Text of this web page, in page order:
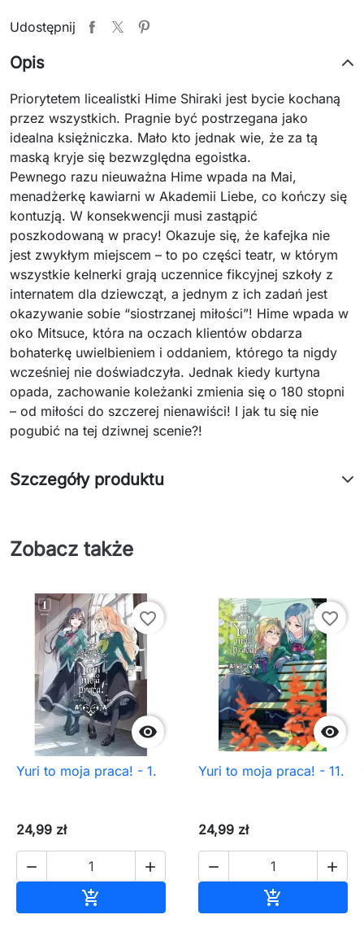
Udostępnij
Opis
Priorytetem licealistki Hime Shiraki jest bycie kochaną
przez wszystkich. Pragnie być postrzegana jako
idealna księżniczka. Mało kto jednak wie, że za tą
maską kryje się bezwzględna egoistka.
Pewnego razu nieuważna Hime wpada na Mai,
menadżerkę kawiarni w Akademii Liebe, co kończy się
kontuzją. W konsekwencji musi zastąpić
poszkodowaną w pracy! Okazuje się, że kafejka nie
jest zwykłym miejscem – to po części teatr, w którym
wszystkie kelnerki grają uczennice fikcyjnej szkoły z
internatem dla dziewcząt, a jednym z ich zadań jest
okazywanie sobie “siostrzanej miłości”! Hime wpada w
oko Mitsuce, która na oczach klientów obdarza
bohaterkę uwielbieniem i oddaniem, którego ta nigdy
wcześniej nie doświadczyła. Jednak kiedy kurtyna
opada, zachowanie koleżanki zmienia się o 180 stopni
– od miłości do szczerej nienawiści! I jak tu się nie
pogubić na tej dziwnej scenie?!
Szczegóły produktu
Zobacz także

favorite_border
Yuri to moja praca! - 1.
24,99 zł
 


favorite_border
Yuri to moja praca! - 11.
24,99 zł
 
